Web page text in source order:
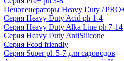
Пеногенераторы Heavy Duty /
Серия Heavy Duty Acid ph 1-4
Серия Heavy Duty Alka Line ph 7-14
Серия Heavy Duty AntiSilicone
Серия Food friendly
Серия Super ph 5-7 для садоводов